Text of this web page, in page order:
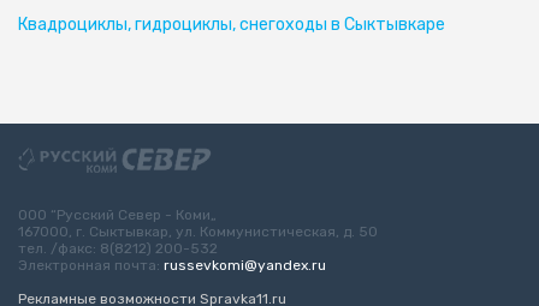
Квадроциклы, гидроциклы, снегоходы в Сыктывкаре
ООО “Русский Север - Коми„
167000, г. Сыктывкар, ул. Коммунистическая, д. 50
тел. /факс: 8(8212) 200-532
Электронная почта: russevkomi@yandex.ru
Рекламные возможности Spravka11.ru